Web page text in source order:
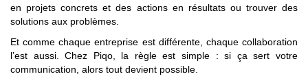
en projets concrets et des actions en résultats ou trouver des
solutions aux problèmes.
Et comme chaque entreprise est différente, chaque collaboration
l’est aussi. Chez Piqo, la règle est simple : si ça sert votre
communication, alors tout devient possible.